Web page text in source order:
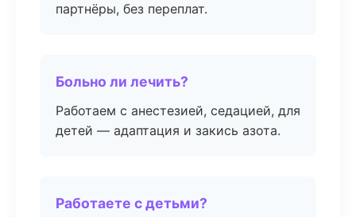
партнёры, без переплат.
Больно ли лечить?
Работаем с анестезией, седацией, для
детей — адаптация и закись азота.
Работаете с детьми?